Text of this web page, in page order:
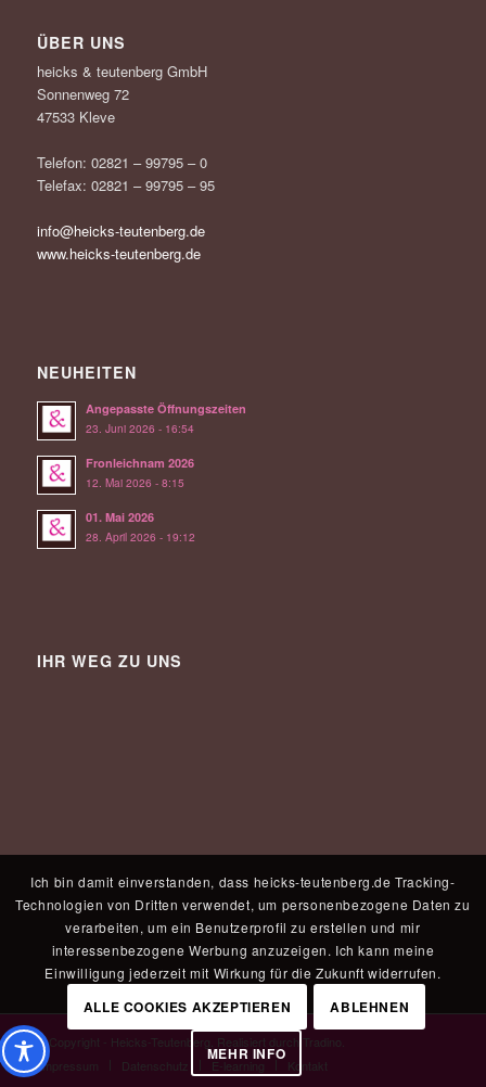
ÜBER UNS
heicks & teutenberg GmbH
Sonnenweg 72
47533 Kleve
Telefon: 02821 – 99795 – 0
Telefax: 02821 – 99795 – 95
info@heicks-teutenberg.de
www.heicks-teutenberg.de
NEUHEITEN
Angepasste Öffnungszeiten
23. Juni 2026 - 16:54
Fronleichnam 2026
12. Mai 2026 - 8:15
01. Mai 2026
28. April 2026 - 19:12
IHR WEG ZU UNS
© Copyright - Heicks-Teutenberg. Realisiert durch Tradino
Impressum
Datenschutz E-learning Kontakt
Ich bin damit einverstanden, dass heicks-teutenberg.de Tracking-
Technologien von Dritten verwendet, um personenbezogene Daten zu
verarbeiten, um ein Benutzerprofil zu erstellen und mir
interessenbezogene Werbung anzuzeigen. Ich kann meine
Einwilligung jederzeit mit Wirkung für die Zukunft widerrufen.
ALLE COOKIES AKZEPTIEREN ABLEHNEN
MEHR INFO